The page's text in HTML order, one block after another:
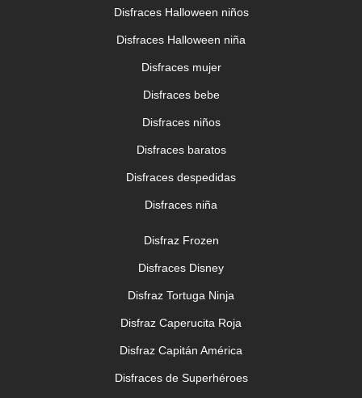
Disfraces Halloween niños
Disfraces Halloween niña
Disfraces mujer
Disfraces bebe
Disfraces niños
Disfraces baratos
Disfraces despedidas
Disfraces niña
Disfraz Frozen
Disfraces Disney
Disfraz Tortuga Ninja
Disfraz Caperucita Roja
Disfraz Capitán América
Disfraces de Superhéroes